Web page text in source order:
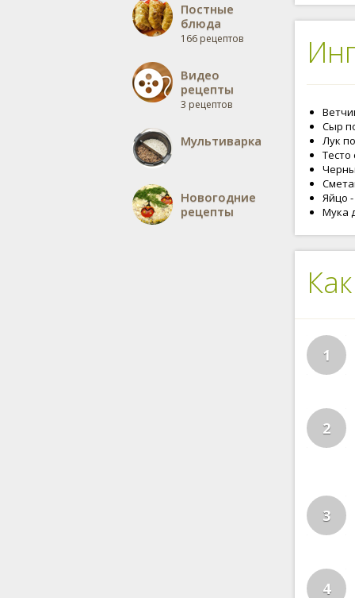
Постные
блюда
166 рецептов
Видео
рецепты
3 рецептов
Мультиварка
Новогодние
рецепты
Сыр
Лук
Тесто
Яйцо
Мука
1
2
3
4